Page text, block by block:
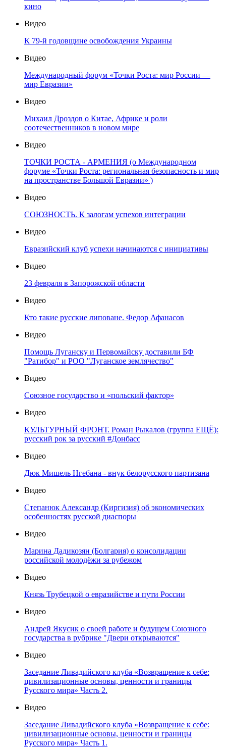
кино
Видео
К 79-й годовщине освобождения Украины
Видео
Международный форум «Точки Роста: мир России —
мир Евразии»
Видео
Михаил Дроздов о Китае, Африке и роли
соотечественников в новом мире
Видео
ТОЧКИ РОСТА - АРМЕНИЯ (о Международном
форуме «Точки Роста: региональная безопасность и мир
на пространстве Большой Евразии» )
Видео
СОЮЗНОСТЬ. К залогам успехов интеграции
Видео
Евразийский клуб успехи начинаются с инициативы
Видео
23 февраля в Запорожской области
Видео
Кто такие русские липоване. Федор Афанасов
Видео
Помощь Луганску и Первомайску доставили БФ
"Ратибор" и РОО "Луганское землячество"
Видео
Союзное государство и «польский фактор»
Видео
КУЛЬТУРНЫЙ ФРОНТ. Роман Рыкалов (группа ЕЩЁ):
русский рок за русский #Донбасс
Видео
Дюк Мишель Нгебана - внук белорусского партизана
Видео
Степанюк Александр (Киргизия) об экономических
особенностях русской диаспоры
Видео
Марина Дадикозян (Болгария) о консолидации
российской молодёжи за рубежом
Видео
Князь Трубецкой о евразийстве и пути России
Видео
Андрей Якусик о своей работе и будущем Союзного
государства в рубрике "Двери открываются"
Видео
Заседание Ливадийского клуба «Возвращение к себе:
цивилизационные основы, ценности и границы
Русского мира» Часть 2.
Видео
Заседание Ливадийского клуба «Возвращение к себе:
цивилизационные основы, ценности и границы
Русского мира» Часть 1.